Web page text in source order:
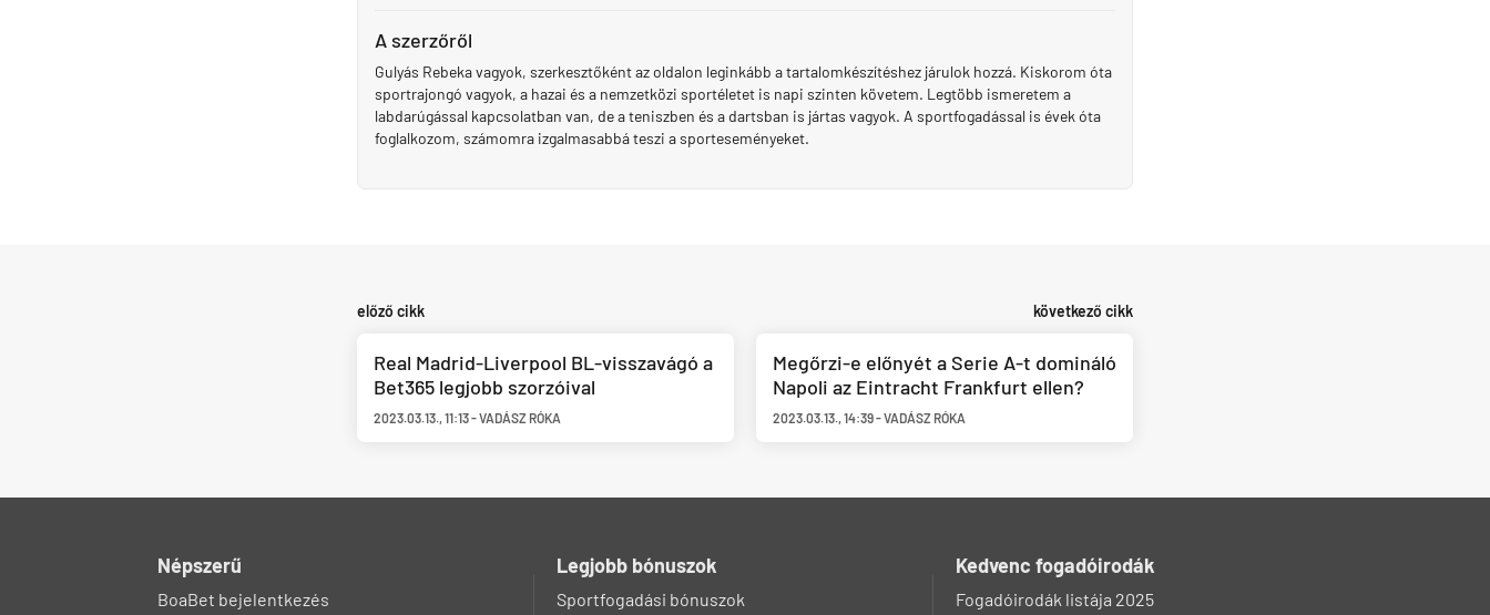
A szerzőről
Gulyás Rebeka vagyok, szerkesztőként az oldalon leginkább a tartalomkészítéshez járulok hozzá. Kiskorom óta
sportrajongó vagyok, a hazai és a nemzetközi sportéletet is napi szinten követem. Legtöbb ismeretem a
labdarúgással kapcsolatban van, de a teniszben és a dartsban is jártas vagyok. A sportfogadással is évek óta
foglalkozom, számomra izgalmasabbá teszi a sporteseményeket.
előző cikk
Real Madrid-Liverpool BL-visszavágó a
Bet365 legjobb szorzóival
2023.03.13.,11:13-VADÁSZ RÓKA
következő cikk
Megőrzi-e előnyét a Serie A-t domináló
Napoli az Eintracht Frankfurt ellen?
2023.03.13.,14:39-VADÁSZ RÓKA
Népszerű
BoaBet bejelentkezés
Legjobb bónuszok
Sportfogadási bónuszok
Kedvenc fogadóirodák
Fogadóirodák listája 2025